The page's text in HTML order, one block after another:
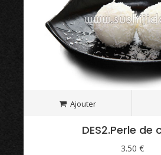
Ajouter
DES2.Perle de
3.50 €